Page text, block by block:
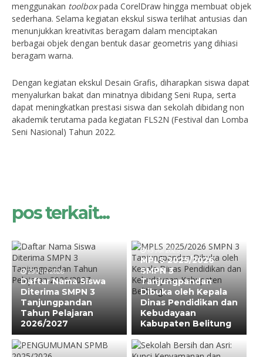
menggunakan toolboxpada CorelDraw hingga membuat objek
sederhana. Selama kegiatan ekskul siswa terlihat antusias dan
menunjukkan kreativitas beragam dalam menciptakan
berbagai objek dengan bentuk dasar geometris yang dihiasi
beragam warna.
Dengan kegiatan ekskul Desain Grafis, diharapkan siswa dapat
menyalurkan bakat dan minatnya dibidang Seni Rupa, serta
dapat meningkatkan prestasi siswa dan sekolah dibidang non
akademik terutama pada kegiatan FLS2N (Festival dan Lomba
Seni Nasional) Tahun 2022.
pos terkait...
29 Jun 2026
Daftar Nama Siswa
Diterima SMPN 3
Tanjungpandan
Tahun Pelajaran
2026/2027
15 Jul 2025
MPLS 2025/2026
SMPN 3
Tanjungpandan
Dibuka oleh Kepala
Dinas Pendidikan dan
Kebudayaan
Kabupaten Belitung